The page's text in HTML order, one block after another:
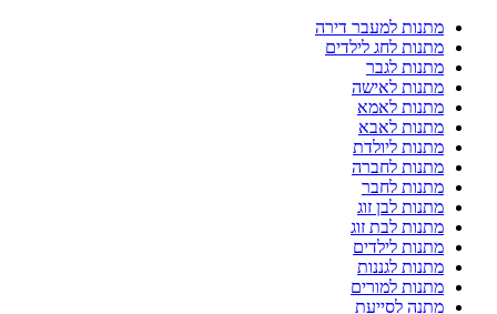
מתנות למעבר דירה
מתנות לחג לילדים
מתנות לגבר
מתנות לאישה
מתנות לאמא
מתנות לאבא
מתנות ליולדת
מתנות לחברה
מתנות לחבר
מתנות לבן זוג
מתנות לבת זוג
מתנות לילדים
מתנות לגננות
מתנות למורים
מתנה לסייעת